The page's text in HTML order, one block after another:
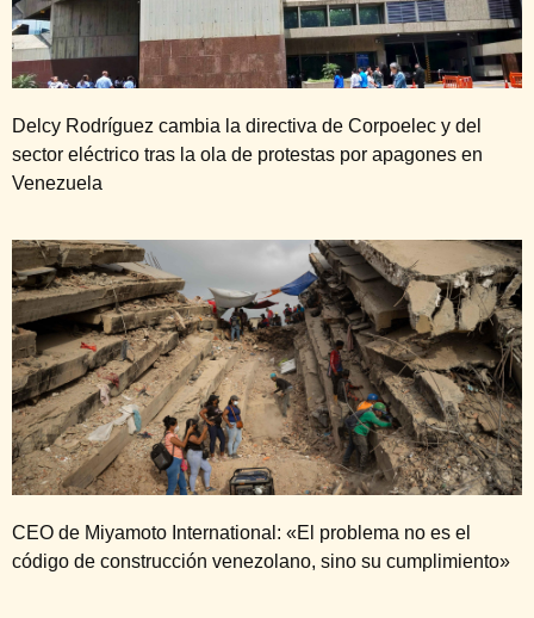
Delcy Rodríguez cambia la directiva de Corpoelec y del
sector eléctrico tras la ola de protestas por apagones en
Venezuela
CEO de Miyamoto International: «El problema no es el
código de construcción venezolano, sino su cumplimiento»